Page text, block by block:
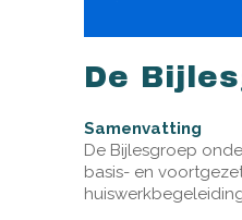
De
Samenvatting
De Bijlesgroep
basis- en